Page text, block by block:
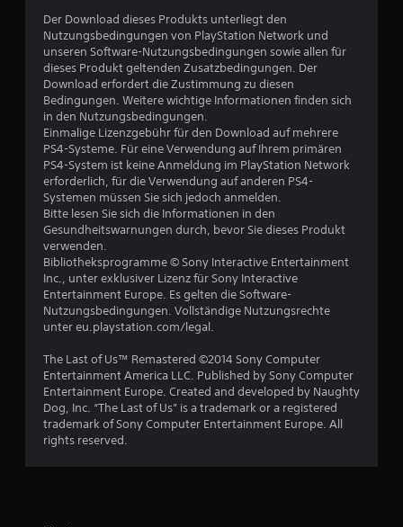
n
Der Download dieses Produkts unterliegt den
Nutzungsbedingungen von PlayStation Network und
unseren Software-Nutzungsbedingungen sowie allen für
dieses Produkt geltenden Zusatzbedingungen. Der
Download erfordert die Zustimmung zu diesen
Bedingungen. Weitere wichtige Informationen finden sich
in den Nutzungsbedingungen.
Einmalige Lizenzgebühr für den Download auf mehrere
PS4-Systeme. Für eine Verwendung auf Ihrem primären
PS4-System ist keine Anmeldung im PlayStation Network
erforderlich, für die Verwendung auf anderen PS4-
Systemen müssen Sie sich jedoch anmelden.
Bitte lesen Sie sich die Informationen in den
Gesundheitswarnungen durch, bevor Sie dieses Produkt
verwenden.
Bibliotheksprogramme © Sony Interactive Entertainment
Inc., unter exklusiver Lizenz für Sony Interactive
Entertainment Europe. Es gelten die Software-
Nutzungsbedingungen. Vollständige Nutzungsrechte
unter eu.playstation.com/legal.
The Last of Us™ Remastered ©2014 Sony Computer
Entertainment America LLC. Published by Sony Computer
Entertainment Europe. Created and developed by Naughty
Dog, Inc. “The Last of Us” is a trademark or a registered
trademark of Sony Computer Entertainment Europe. All
rights reserved.